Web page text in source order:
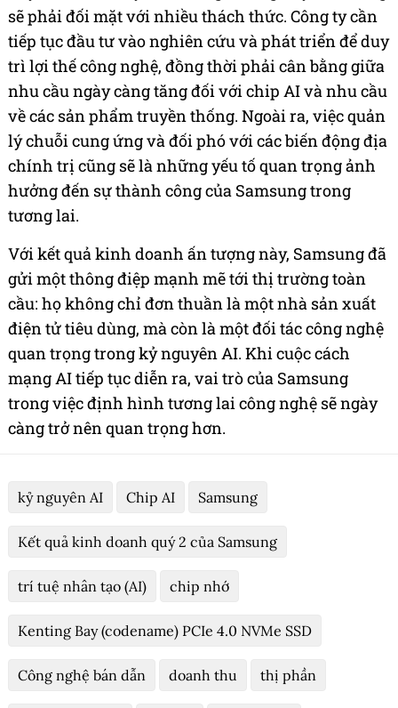
sẽ phải đối mặt với nhiều thách thức. Công ty cần
tiếp tục đầu tư vào nghiên cứu và phát triển để duy
trì lợi thế công nghệ, đồng thời phải cân bằng giữa
nhu cầu ngày càng tăng đối với chip AI và nhu cầu
về các sản phẩm truyền thống. Ngoài ra, việc quản
lý chuỗi cung ứng và đối phó với các biến động địa
chính trị cũng sẽ là những yếu tố quan trọng ảnh
hưởng đến sự thành công của Samsung trong
tương lai.
Với kết quả kinh doanh ấn tượng này, Samsung đã
gửi một thông điệp mạnh mẽ tới thị trường toàn
cầu: họ không chỉ đơn thuần là một nhà sản xuất
điện tử tiêu dùng, mà còn là một đối tác công nghệ
quan trọng trong kỷ nguyên AI. Khi cuộc cách
mạng AI tiếp tục diễn ra, vai trò của Samsung
trong việc định hình tương lai công nghệ sẽ ngày
càng trở nên quan trọng hơn.
kỷ nguyên AI Chip AI Samsung
Kết quả kinh doanh quý 2 của Samsung
trí tuệ nhân tạo (AI) chip nhớ
Kenting Bay (codename) PCIe 4.0 NVMe SSD
Công nghệ bán dẫn doanh thu thị phần